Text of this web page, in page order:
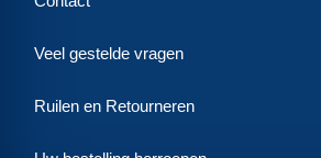
Veel gestelde vragen
Ruilen en Retourneren